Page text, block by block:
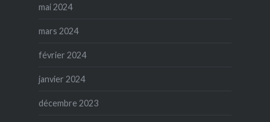
mai 2024
mars 2024
février 2024
janvier 2024
décembre 2023